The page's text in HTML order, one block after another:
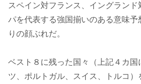
スペイン対フランス、イングランド
パを代表する強国揃いのある意味予
りの顔ぶれだ。
ベスト８に残った国々（上記４カ国
ツ、ポルトガル、スイス、トルコ